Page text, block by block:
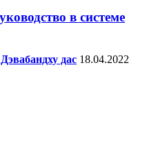
в системе
Дэвабандху дас 18.04.2022